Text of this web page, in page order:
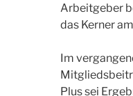
Arbeitgeber
das Kerner
Im
Plus sei